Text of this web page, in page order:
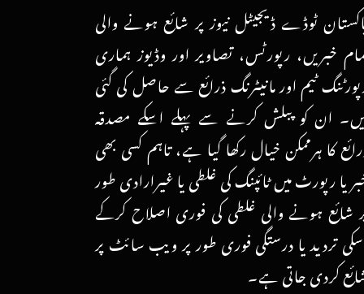
ٹوڈے ڈیجیٹل نیوز پر شائع ہونے والی
خبریں، رپورٹس، تصاویر اور وڈیوز ہماری
ٹیم اور مانیٹرنگ ذرائع سے حاصل کی گئی
ان کو پبلش کرنے سے پہلے اسکے مصدقہ
کا ہرممکن خیال رکھا گیا ہے، تاہم کسی بھی
یا رپورٹ میں ٹائپنگ کی غلطی یا غیرارادی طور
شائع ہونے والی غلطی کی فوری اصلاح کرکے
تردید یا درستگی فوری طور پر ویب سائٹ پر
کردی جاتی ہے۔